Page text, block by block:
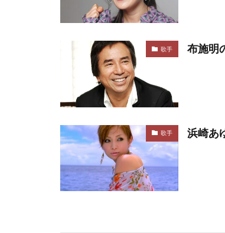
歌手 布施明
歌手 浜崎あ